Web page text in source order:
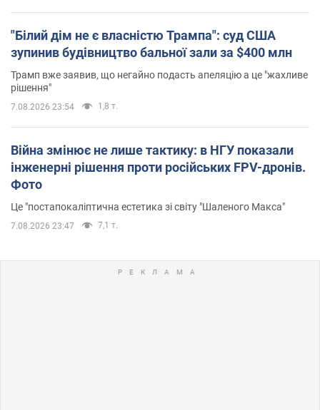
"Білий дім не є власністю Трампа": суд США
зупинив будівництво бальної зали за $400 млн
Трамп вже заявив, що негайно подасть апеляцію а це "жахливе
рішення"
7.08.2026 23:54 1,8 т.
Війна змінює не лише тактику: в НГУ показали
інженерні рішення проти російських FPV-дронів.
Фото
Це "постапокаліптична естетика зі світу "Шаленого Макса"
7.08.2026 23:47 7,1 т.